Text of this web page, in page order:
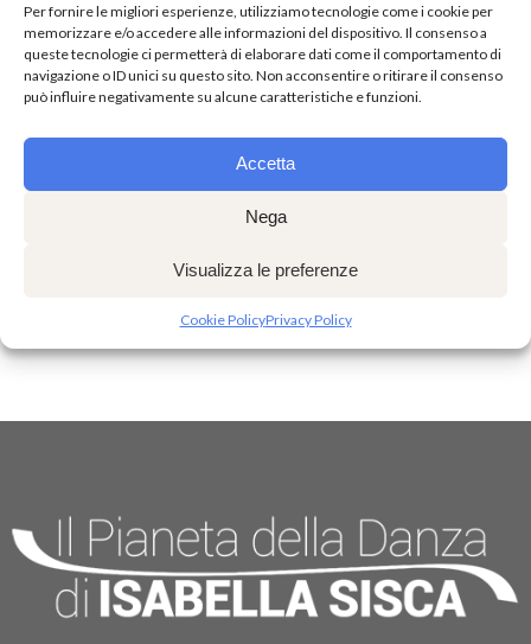
Per fornire le migliori esperienze, utilizziamo tecnologie come i cookie per
memorizzare e/o accedere alle informazioni del dispositivo. Il consenso a
queste tecnologie ci permetterà di elaborare dati come il comportamento di
navigazione o ID unici su questo sito. Non acconsentire o ritirare il consenso
può influire negativamente su alcune caratteristiche e funzioni.
Accetta
Nega
Visualizza le preferenze
Cookie PolicyPrivacy Policy
ARTICOLI RECENTI
Chiusura per le Festività Pasquali